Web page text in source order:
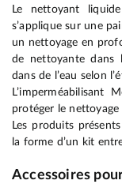
Le nettoyant
s’applique sur une
un nettoyage en
de nettoyante dans
dans de l’eau selon
L’imperméabilisant
protéger le nettoyage
Les produits
la forme d’un kit
Accessoires